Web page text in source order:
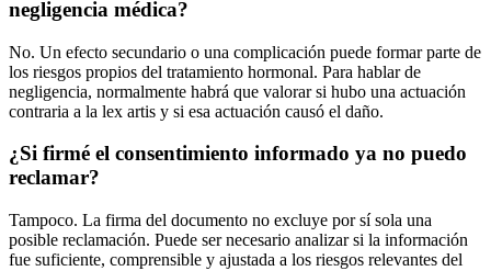
negligencia médica?
No. Un efecto secundario o una complicación puede formar parte de
los riesgos propios del tratamiento hormonal. Para hablar de
negligencia, normalmente habrá que valorar si hubo una actuación
contraria a la lex artis y si esa actuación causó el daño.
¿Si firmé el consentimiento informado ya no puedo
reclamar?
Tampoco. La firma del documento no excluye por sí sola una
posible reclamación. Puede ser necesario analizar si la información
fue suficiente, comprensible y ajustada a los riesgos relevantes del